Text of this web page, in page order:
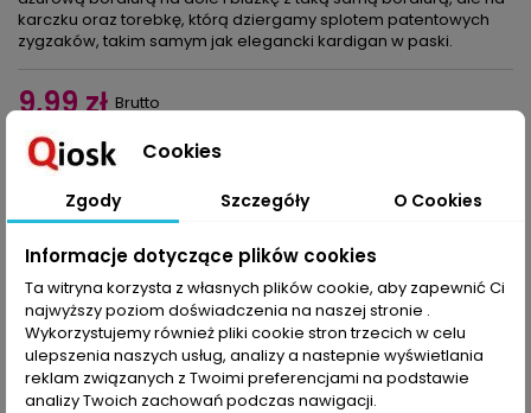
karczku oraz torebkę, którą dziergamy splotem patentowych
zygzaków, takim samym jak elegancki kardigan w paski.
9,99 zł Brutto
Ilość 
OPIS SZCZEGÓŁY PRODUKTU
W Sandrze 2/2025 wiosna już się rozgościła: nowe soczyste
odcienie zieleni i mięty, pierw¬sze delikatne ażury, subtelny róż i
Cookies
Zgody Szczegóły O Cookies
Informacje dotyczące plików cookies
Ta witryna korzysta z własnych plików cookie, aby zapewnić Ci
najwyższy poziom doświadczenia na naszej stronie .
Wykorzystujemy również pliki cookie stron trzecich w celu
ulepszenia naszych usług, analizy a nastepnie wyświetlania
reklam związanych z Twoimi preferencjami na podstawie
analizy Twoich zachowań podczas nawigacji.